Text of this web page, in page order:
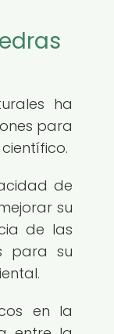
ha
para
de
su
de las
para su
en la